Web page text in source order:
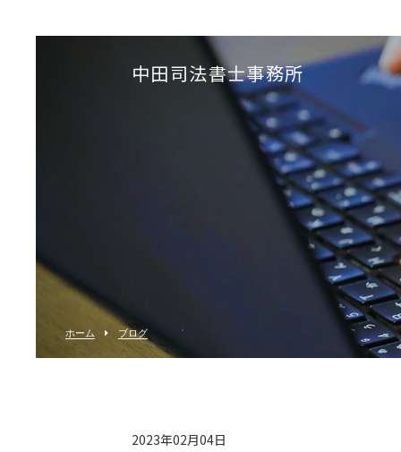
中田司法書士事務所
ホーム ブログ
2023年02月04日